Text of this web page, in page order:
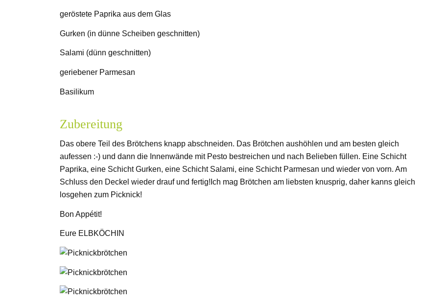
geröstete Paprika aus dem Glas
Gurken (in dünne Scheiben geschnitten)
Salami (dünn geschnitten)
geriebener Parmesan
Basilikum
Zubereitung
Das obere Teil des Brötchens knapp abschneiden. Das Brötchen aushöhlen und am besten gleich
aufessen :-) und dann die Innenwände mit Pesto bestreichen und nach Belieben füllen. Eine Schicht
Paprika, eine Schicht Gurken, eine Schicht Salami, eine Schicht Parmesan und wieder von vorn. Am
Schluss den Deckel wieder drauf und fertig!Ich mag Brötchen am liebsten knusprig, daher kanns gleich
losgehen zum Picknick!
Bon Appétit!
Eure ELBKÖCHIN